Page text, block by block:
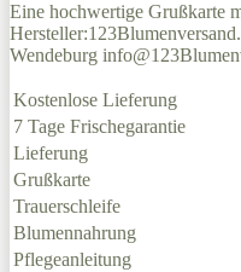
Eine hochwertige Grußkarte
Wendeburg
Kostenlose Lieferung
7 Tage Frischegarantie
Lieferung
Grußkarte
Trauerschleife
Blumennahrung
Pflegeanleitung